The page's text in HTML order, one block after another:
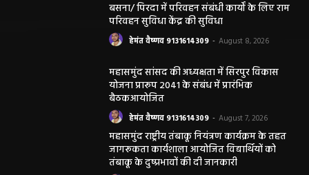
बसना/ पिरदा में परिवहन संबंधी कार्यों के लिए राम
परिवहन सुविधा केंद्र की सुविधा
हेमंत वैष्णव 9131614309 - August 8, 2026
महासमुंद सांसद की अध्यक्षता में सिरपुर विकास
योजना प्रारूप 2041 के संबंध में प्रारंभिक
बैठकआयोजित
हेमंत वैष्णव 9131614309 - August 7, 2026
महासमुंद राष्ट्रीय तंबाकू नियंत्रण कार्यक्रम के तहत
जागरूकता कार्यशाला आयोजित विद्यार्थियों को
तंबाकू के दुष्प्रभावों की दी जानकारी